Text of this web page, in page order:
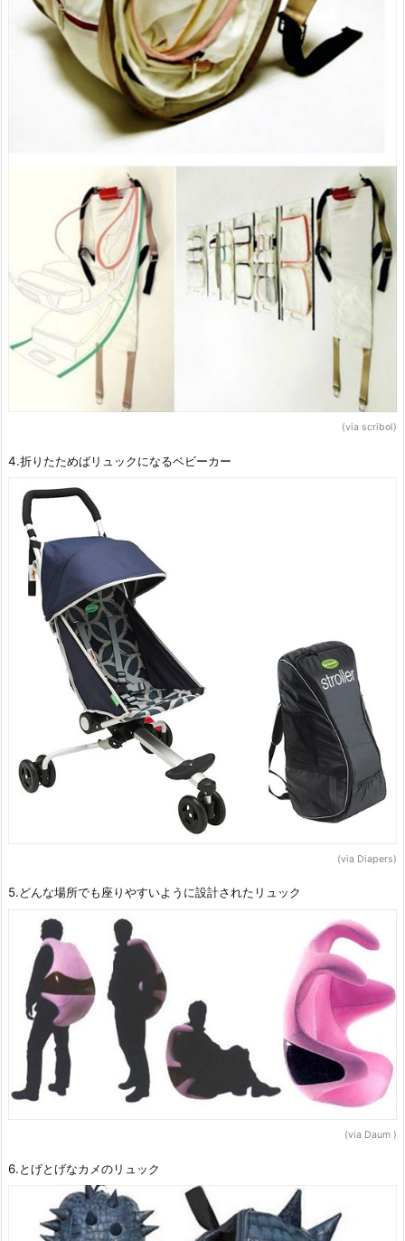
(via scribol)
4.折りたためばリュックになるベビーカー
(via Diapers)
5.どんな場所でも座りやすいように設計されたリュック
(via Daum )
6.とげとげなカメのリュック